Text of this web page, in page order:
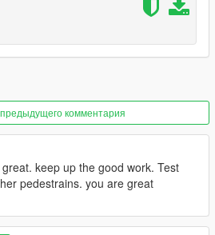
комментария
keep up the good work. Test
pedestrains. you are great